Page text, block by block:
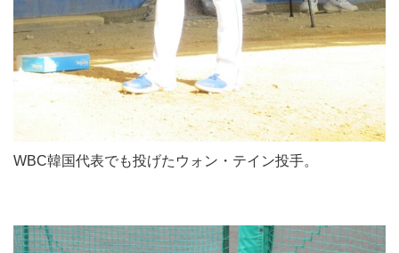
WBC韓国代表でも投げたウォン・テイン投手。